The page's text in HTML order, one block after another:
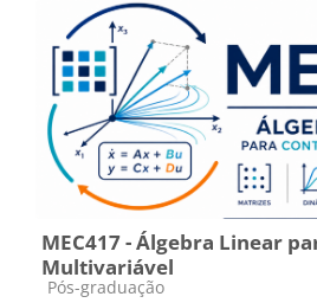
MEC417 - Álgebra Linear
Multivariável
Categoria do curso
Pós-graduação